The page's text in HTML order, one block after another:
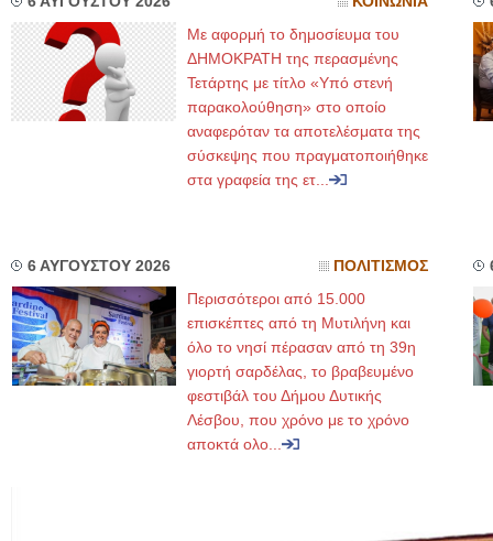
Με αφορμή το δημοσίευμα του
ΔΗΜΟΚΡΑΤΗ της περασμένης
Τετάρτης με τίτλο «Υπό στενή
παρακολούθηση» στο οποίο
αναφερόταν τα αποτελέσματα της
σύσκεψης που πραγματοποιήθηκε
στα γραφεία της ετ...
6 ΑΥΓΟΥΣΤΟΥ 2026 ΠΟΛΙΤΙΣΜΟΣ
Περισσότεροι από 15.000
επισκέπτες από τη Μυτιλήνη και
όλο το νησί πέρασαν από τη 39η
γιορτή σαρδέλας, το βραβευμένο
φεστιβάλ του Δήμου Δυτικής
Λέσβου, που χρόνο με το χρόνο
αποκτά ολο...